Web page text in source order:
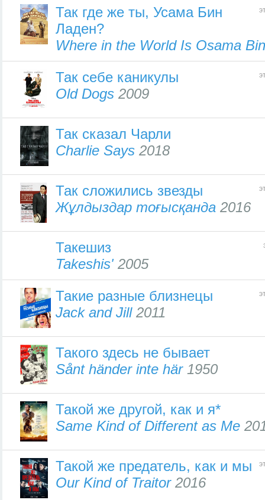
Так где же ты, Усама Бин
Ладен?
Where in the World Is Osama
Так себе каникулы
Old Dogs 2009
Так сказал Чарли
Charlie Says 2018
Так сложились звезды
Жұлдыздар тоғысқанда 2016
Такешиз
Takeshis'2005
Такие разные близнецы
Jack and Jill2011
Такого здесь не бывает
Sånt händer inte här1950
Такой же другой, как и я*
Same Kind of Different as Me
Такой же предатель, как и мы
Our Kind of Traitor2016